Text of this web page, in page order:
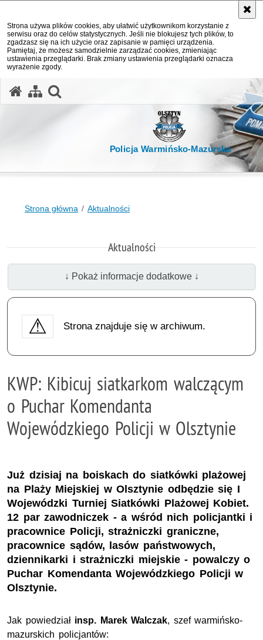
Strona używa plików cookies, aby ułatwić użytkownikom korzystanie z
serwisu oraz do celów statystycznych. Jeśli nie blokujesz tych plików, to
zgadzasz się na ich użycie oraz zapisanie w pamięci urządzenia.
Pamiętaj, że możesz samodzielnie zarządzać cookies, zmieniając
ustawienia przeglądarki. Brak zmiany ustawienia przeglądarki oznacza
wyrażenie zgody.
Policja Warmińsko-Mazurska
Strona główna Aktualności
Aktualności
↓ Pokaż informacje dodatkowe ↓
Strona znajduje się w archiwum.
KWP: Kibicuj siatkarkom walczącym
o Puchar Komendanta
Wojewódzkiego Policji w Olsztynie
Już dzisiaj na boiskach do siatkówki plażowej
na Plaży Miejskiej w Olsztynie odbędzie się I
Wojewódzki Turniej Siatkówki Plażowej Kobiet.
12 par zawodniczek - a wśród nich policjantki i
pracownice Policji, strażniczki graniczne,
pracownice sądów, lasów państwowych,
dziennikarki i strażniczki miejskie - powalczy o
Puchar Komendanta Wojewódzkiego Policji w
Olsztynie.
Jak powiedział insp. Marek Walczak, szef warmińsko-
mazurskich policjantów: